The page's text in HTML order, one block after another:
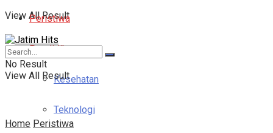
View All Result
Peristiwa
Pendidikan
Kesehatan
Teknologi
No Result
View All Result
Home Peristiwa